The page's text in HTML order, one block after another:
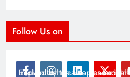
Follow Us on
Inspired by the clean and
Explain technical topics and talk